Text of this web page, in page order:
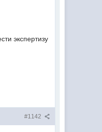
экспертизу
#1142